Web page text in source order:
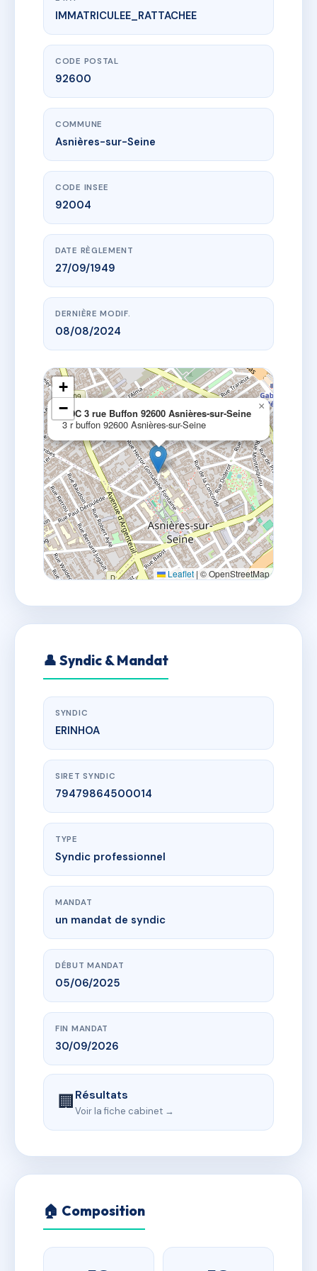
www.vme.plus/AC9227323
SDC 3 rue Buffon 92600 Asnières-sur-Seine
3 r buffon92600 Asnières-sur-Seine
IMMATRICULEE_RATTACHEE
CODE POSTAL
92600
COMMUNE
Asnières-sur-Seine
CODE INSEE
92004
DATE RÈGLEMENT
27/09/1949
DERNIÈRE MODIF.
08/08/2024
SDC 3 rue Buffon 92600 Asnières-sur-Seine
3 r buffon 92600 Asnières-sur-Seine
×
+
−
Leaflet | © OpenStreetMap
👤 Syndic & Mandat
SYNDIC
ERINHOA
SIRET SYNDIC
79479864500014
TYPE
Syndic professionnel
MANDAT
un mandat de syndic
DÉBUT MANDAT
05/06/2025
FIN MANDAT
30/09/2026
🏢Résultats
Voir la fiche cabinet →
🏠 Composition